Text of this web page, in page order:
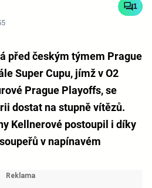
1
před českým týmem Prague
Super Cupu, jímž v O2
Prague Playoffs, se
dostat na stupně vítězů.
Kellnerové postoupil i díky
v napínavém